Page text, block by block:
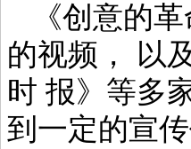
《创意的
的视频， 以
时 报》等多
到一定的宣